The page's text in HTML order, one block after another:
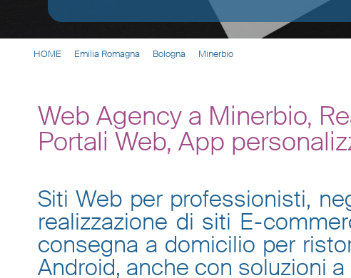
HOME Emilia Romagna Bologna Minerbio
Web Agency a Minerbio,
Portali Web, App
Siti Web per professionisti,
realizzazione di siti E-
consegna a domicilio per
Android, anche con soluzioni